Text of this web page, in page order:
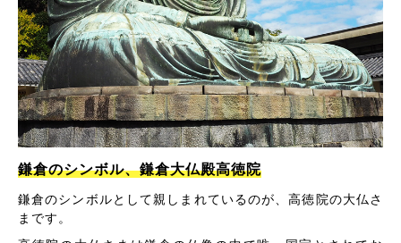
鎌倉のシンボル、鎌倉大仏殿高徳院
鎌倉のシンボルとして親しまれているのが、高徳院の大仏さ
まです。